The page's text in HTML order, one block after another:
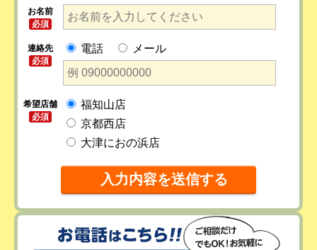
お名前
必須
連絡先
必須
電話 メール
希望店舗
必須
福知山店
京都西店
大津におの浜店